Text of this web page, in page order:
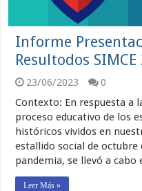
Informe
Resultodos SIMCE
23/06/2023
0
Contexto: En respuesta a
proceso educativo de los
históricos vividos en
estallido social de octubre
pandemia, se llevó a cabo
Leer Más »